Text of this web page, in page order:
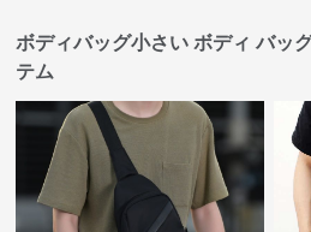
ボディバッグ小さい ボディ バッ
テム